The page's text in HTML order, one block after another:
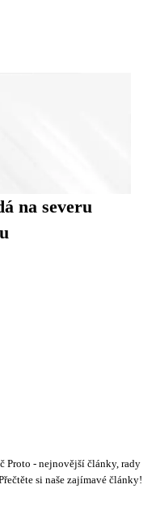
na severu
Proto - nejnovější články, rady
si naše zajímavé články!